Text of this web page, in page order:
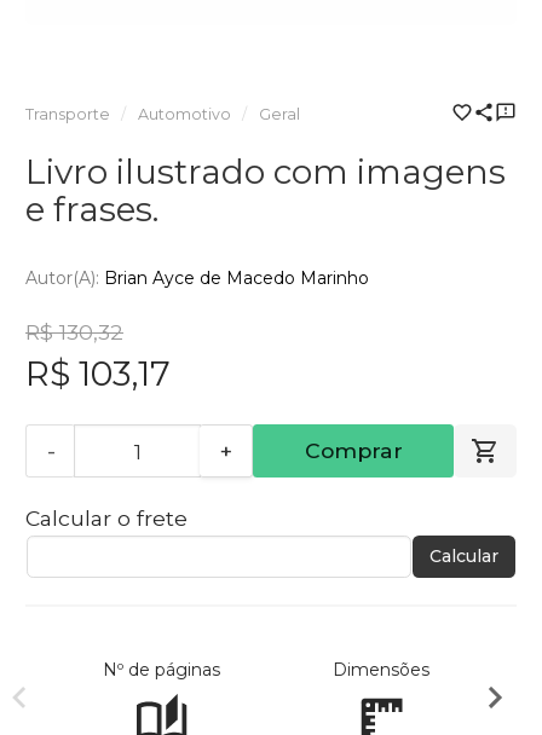
Transporte Automotivo Geral
Livro ilustrado com imagens
e frases.
Autor(a): Brian Ayce de Macedo Marinho
R$ 130,32
R$ 103,17
- + Comprar
Calcular o frete
Calcular
Nº de páginas Dimensões